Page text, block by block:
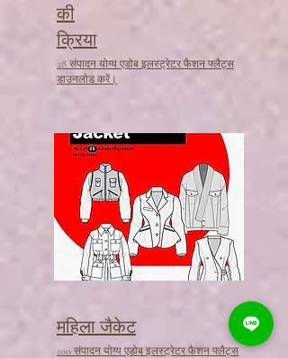
की
क्रिया
28 संपादन योग्य एडोब इलस्ट्रेटर फैशन फ्लैट्स
डाउनलोड करें।
महिला जैकेट
100 संपादन योग्य एडोब इलस्ट्रेटर फैशन फ्लैट्स